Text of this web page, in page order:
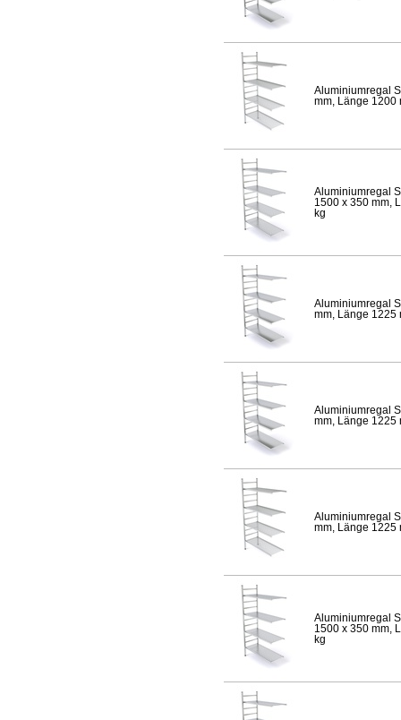
Aluminiumregal
mm, Länge 1200
Aluminiumregal
1500 x 350 mm,
kg
Aluminiumregal
mm, Länge 1225
Aluminiumregal
mm, Länge 1225
Aluminiumregal
mm, Länge 1225
Aluminiumregal
1500 x 350 mm,
kg